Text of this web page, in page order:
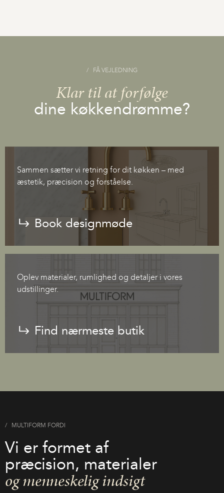
FÅ VEJLEDNING
Klar til at forfølge
dine køkkendrømme?
Sammen sætter vi retning for dit køkken – med
æstetik, præcision og forståelse.
Book designmøde
Oplev materialer, rumlighed og detaljer i vores
udstillinger.
Find nærmeste butik
MULTIFORM FORDI
Vi er formet af
præcision, materialer
og menneskelig indsigt